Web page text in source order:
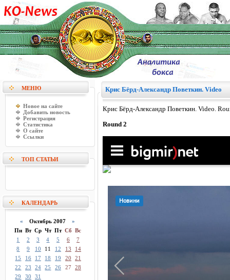
МЕНЮ
Новое на сайте
Добавить новость
Регистрация
Статистика
О сайте
Ссылки
ТОП СТАТЬИ
КАЛЕНДАРЬ
« Октябрь 2007»
Пн Вт Ср Чт Пт Сб Вс
1
2 3 4 5 6
7
8
9 10 11 12 13
14
15
16 17 18 19 20
21
22
23 24 25 26 27
28
29
30 31
Крис Бёрд-Александр Поветкин. Video
Крис Бёрд-Александр Поветкин. Video.
Round 2